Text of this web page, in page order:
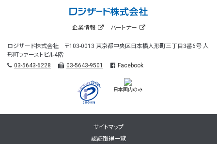
企業情報 パートナー
ロジザード株式会社 〒103-0013 東京都中央区日本橋人形町三丁目3番6号 人
形町ファーストビル4階
03-5643-6228
03-5643-9501 Facebook
日本国内のみ
サイトマップ
認証取得一覧